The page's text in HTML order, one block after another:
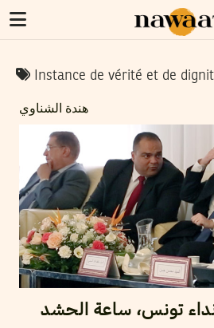
Instance de vérité et de
هندة الشناوي
تونس، ساعة الحشد